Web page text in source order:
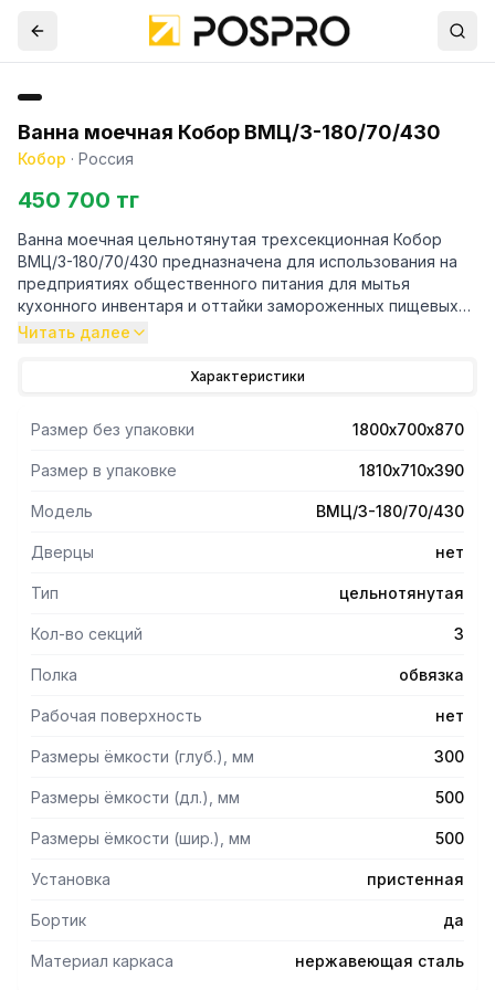
Ванна моечная Кобор ВМЦ/3-180/70/430
Кобор · Россия
450 700 тг
Ванна моечная цельнотянутая трехсекционная Кобор
ВМЦ/3-180/70/430 предназначена для использования на
предприятиях общественного питания для мытья
кухонного инвентаря и оттайки замороженных пищевых
продуктов.
- Емкость ванны выполнена из высококачественной
персонала.
- Ножки изготовлены в виде уголка 40х40 мм из
нержавеющей стали и регулируются по высоте, что
помогает избежать наклона рабочей поверхности.
- Во избежание попадания воды и грязи у ванной имеется
борт.
Читать далее
Характеристики
Размер без упаковки 1800х700х870
Размер в упаковке 1810х710х390
Модель ВМЦ/3-180/70/430
Дверцы нет
Тип цельнотянутая
Кол-во секций 3
Полка обвязка
Рабочая поверхность нет
Размеры ёмкости (глуб.), мм 300
Размеры ёмкости (дл.), мм 500
Размеры ёмкости (шир.), мм 500
Установка пристенная
Бортик да
Материал каркаса нержавеющая сталь